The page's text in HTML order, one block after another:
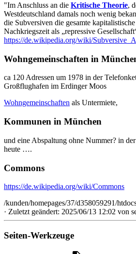
"Im Anschluss an die Kritische Theorie,
Westdeutschland damals noch wenig
die Subversiven die gesamte
Nachkriegszeit als „repressive
https://de.wikipedia.org/wiki/
Wohngemeinschaften in
ca 120 Adressen um 1978 in der
Großflughafen im Erdinger Moos
Wohngemeinschaften als Untermiete,
Kommunen in München
und eine Abspaltung ohne Nummer? in
heute ….
Commons
https://de.wikipedia.org/wiki/Commons
/kunden/homepages/37/d358059291/
· Zuletzt geändert: 2025/06/13 12:02 von
Seiten-Werkzeuge